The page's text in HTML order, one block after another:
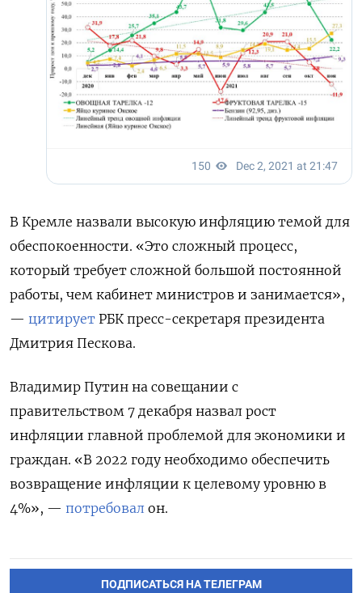
В Кремле назвали высокую инфляцию темой для
обеспокоенности. «Это сложный процесс,
который требует сложной большой постоянной
работы, чем кабинет министров и занимается»,
— цитирует РБК пресс-секретаря президента
Дмитрия Пескова.
Владимир Путин на совещании с
правительством 7 декабря назвал рост
инфляции главной проблемой для экономики и
граждан. «В 2022 году необходимо обеспечить
возвращение инфляции к целевому уровню в
4%», — потребовал он.
ПОДПИСАТЬСЯ НА ТЕЛЕГРАМ